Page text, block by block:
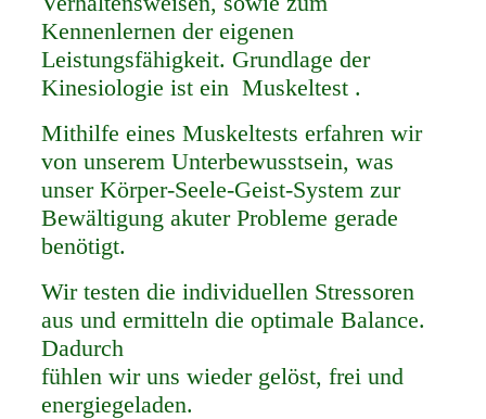
Kennenlernen der eigenen
Leistungsfähigkeit. Grundlage der
Kinesiologie ist ein Muskeltest .
Mithilfe eines Muskeltests erfahren wir
von unserem Unterbewusstsein, was
unser Körper-Seele-Geist-System zur
Bewältigung akuter Probleme gerade
benötigt.
Wir testen die individuellen Stressoren
aus und ermitteln die optimale Balance.
Dadurch
fühlen wir uns wieder gelöst, frei und
energiegeladen.